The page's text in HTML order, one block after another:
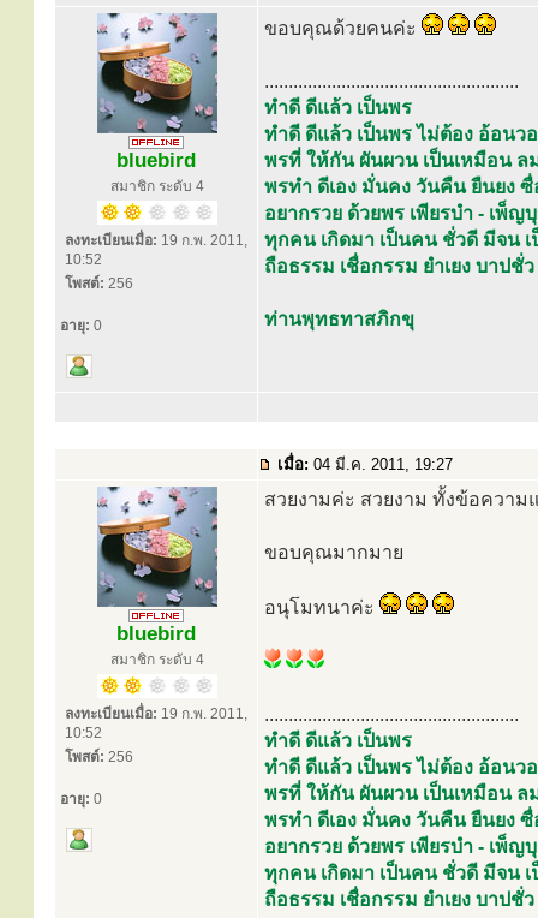
bluebird
สมาชิก ระดับ 4
ลงทะเบียนเมื่อ: 19 ก.พ. 2011,
10:52
โพสต์: 256
อายุ: 0
ขอบคุณด้วยคนค่ะ
.....................................................
ทำดี ดีแล้ว เป็นพร
ทำดี ดีแล้ว เป็นพร ไม่ต้อง อ้อนว
พรที่ ให้กัน ผันผวน เป็นเหมือน
พรทำ ดีเอง มั่นคง วันคืน ยืนยง ซื่
อยากรวย ด้วยพร เพียรบำ - เพ็
ทุกคน เกิดมา เป็นคน ชั่วดี มีจน เ
ถือธรรม เชื่อกรรม ยำเยง บาปชั่
ท่านพุทธทาสภิกขุ
เมื่อ: 04 มี.ค. 2011, 19:27
bluebird
สมาชิก ระดับ 4
ลงทะเบียนเมื่อ: 19 ก.พ. 2011,
10:52
โพสต์: 256
อายุ: 0
สวยงามค่ะ สวยงาม ทั้งข้อควา
ขอบคุณมากมาย
อนุโมทนาค่ะ
.....................................................
ทำดี ดีแล้ว เป็นพร
ทำดี ดีแล้ว เป็นพร ไม่ต้อง อ้อนว
พรที่ ให้กัน ผันผวน เป็นเหมือน
พรทำ ดีเอง มั่นคง วันคืน ยืนยง ซื่
อยากรวย ด้วยพร เพียรบำ - เพ็
ทุกคน เกิดมา เป็นคน ชั่วดี มีจน เ
ถือธรรม เชื่อกรรม ยำเยง บาปชั่